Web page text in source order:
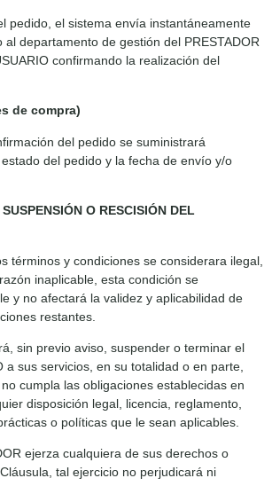
pedido, el sistema envía instantáneamente
al departamento de gestión del PRESTADOR
confirmando la realización del
de compra)
del pedido se suministrará
del pedido y la fecha de envío y/o
O RESCISIÓN DEL
términos y condiciones se considerara ilegal,
inaplicable, esta condición se
y no afectará la validez y aplicabilidad de
restantes.
sin previo aviso, suspender o terminar el
a sus servicios, en su totalidad o en parte,
cumpla las obligaciones establecidas en
disposición legal, licencia, reglamento,
o políticas que le sean aplicables.
ejerza cualquiera de sus derechos o
tal ejercicio no perjudicará ni